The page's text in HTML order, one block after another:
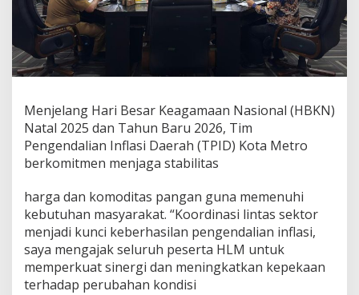
,
n
a
i
T
e
t
a
T
e
k
e
n
d
Menjelang Hari Besar Keagamaan Nasional (HBKN)
Natal 2025 dan Tahun Baru 2026, Tim
Pengendalian Inflasi Daerah (TPID) Kota Metro
berkomitmen menjaga stabilitas
harga dan komoditas pangan guna memenuhi
kebutuhan masyarakat. “Koordinasi lintas sektor
menjadi kunci keberhasilan pengendalian inflasi,
saya mengajak seluruh peserta HLM untuk
memperkuat sinergi dan meningkatkan kepekaan
terhadap perubahan kondisi